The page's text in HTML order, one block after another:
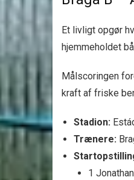
Et livligt opgør
hjemmeholdet
Målscoringen
kraft af friske
Stadion:
Trænere:
1